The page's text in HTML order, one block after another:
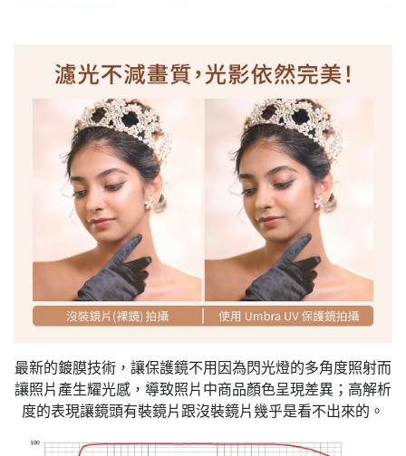
最新的鍍膜技術，讓保護鏡不用因為閃光燈的多角度照射而
讓照片產生耀光感，導致照片中商品顏色呈現差異；高解析
度的表現讓鏡頭有裝鏡片跟沒裝鏡片幾乎是看不出來的。